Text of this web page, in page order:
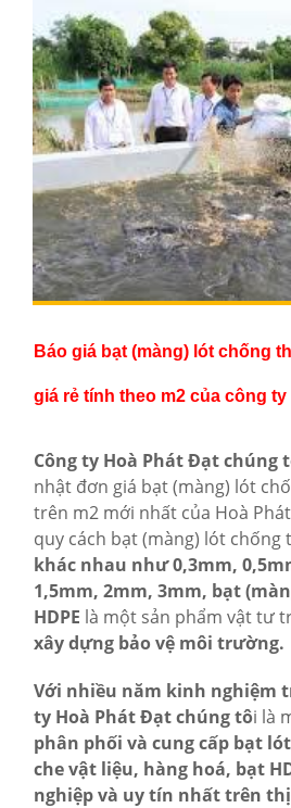
Báo giá bạt (màng) lót chống
giá rẻ tính theo m2 của công
Công ty Hoà Phát Đạt chúng
nhật đơn giá bạt (màng) lót
trên m2 mới nhất của Hoà
quy cách bạt (màng) lót chống
khác nhau như 0,3mm,
1,5mm, 2mm, 3mm, bạt
HDPE là một sản phẩm vật tư
xây dựng bảo vệ môi trường.
Với nhiều năm kinh nghiệm
ty Hoà Phát Đạt chúng tôi là
phân phối và cung cấp bạt
che vật liệu, hàng hoá, bạt
nghiệp và uy tín nhất trên